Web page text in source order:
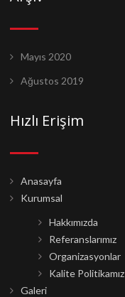
Mayıs 2020
Ağustos 2019
Hızlı Erişim
Anasayfa
Kurumsal
Hakkımızda
Referanslarımız
Organizasyonlar
Kalite Politikamız
Galeri